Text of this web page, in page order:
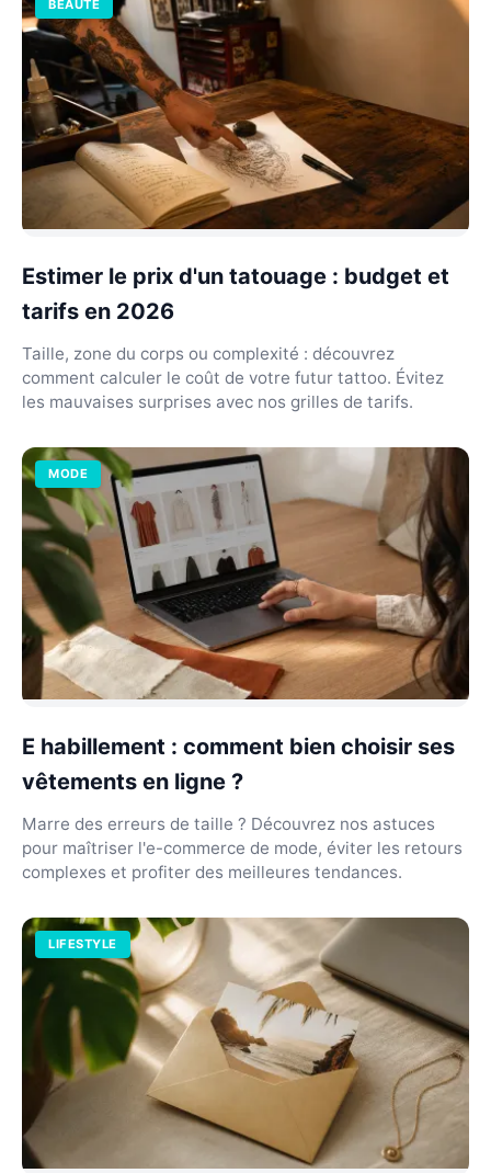
BEAUTÉ
Estimer le prix d'un tatouage : budget et
tarifs en 2026
Taille, zone du corps ou complexité : découvrez
comment calculer le coût de votre futur tattoo. Évitez
les mauvaises surprises avec nos grilles de tarifs.
MODE
E habillement : comment bien choisir ses
vêtements en ligne ?
Marre des erreurs de taille ? Découvrez nos astuces
pour maîtriser l'e-commerce de mode, éviter les retours
complexes et profiter des meilleures tendances.
LIFESTYLE